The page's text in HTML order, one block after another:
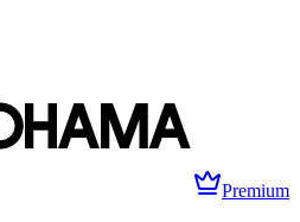
Premium